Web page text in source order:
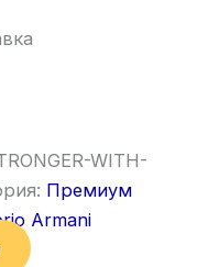
WITH-
Премиум
Armani